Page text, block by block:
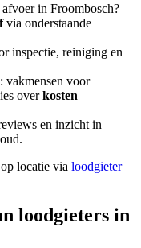
in Froombosch?
via onderstaande
inspectie, reiniging en
vakmensen voor
overkosten
en inzicht in
locatie via loodgieter
loodgieters in